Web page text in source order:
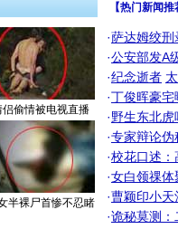
侣偷情被电视直播
半裸尸首惨不忍睹
【热门新闻
·萨达姆绞刑
·公安部发A
·纪念逝者
·丁俊晖豪
·野生东北
·专家辩论伪
·校花口述：
·女白领祼体
·曹颖印小天
·诡秘莫测：